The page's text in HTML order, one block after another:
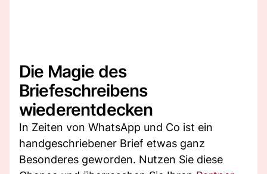
Die Magie des
Briefeschreibens
wiederentdecken
In Zeiten von WhatsApp und Co ist ein
handgeschriebener Brief etwas ganz
Besonderes geworden. Nutzen Sie diese